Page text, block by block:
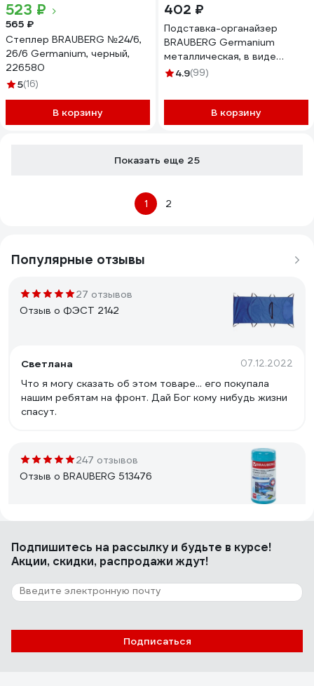
523 ₽
565 ₽
Степлер BRAUBERG №24/6,
26/6 Germanium, черный,
226580
5(16)
В корзину
402 ₽
Подставка-органайзер
BRAUBERG Germanium
металлическая, в виде
сердца, 3 секции, розовая
4.9(99)
В корзину
Показать еще 25
1 2
Популярные отзывы
27 отзывов
Отзыв о ФЭСТ 2142
Светлана 07.12.2022
Что я могу сказать об этом товаре... его покупала
нашим ребятам на фронт. Дай Бог кому нибудь жизни
спасут.
247 отзывов
Отзыв о BRAUBERG 513476
функциональность
Подпишитесь на рассылкуи будьте в курсе!
Акции, скидки, распродажи ждут!
Подписаться